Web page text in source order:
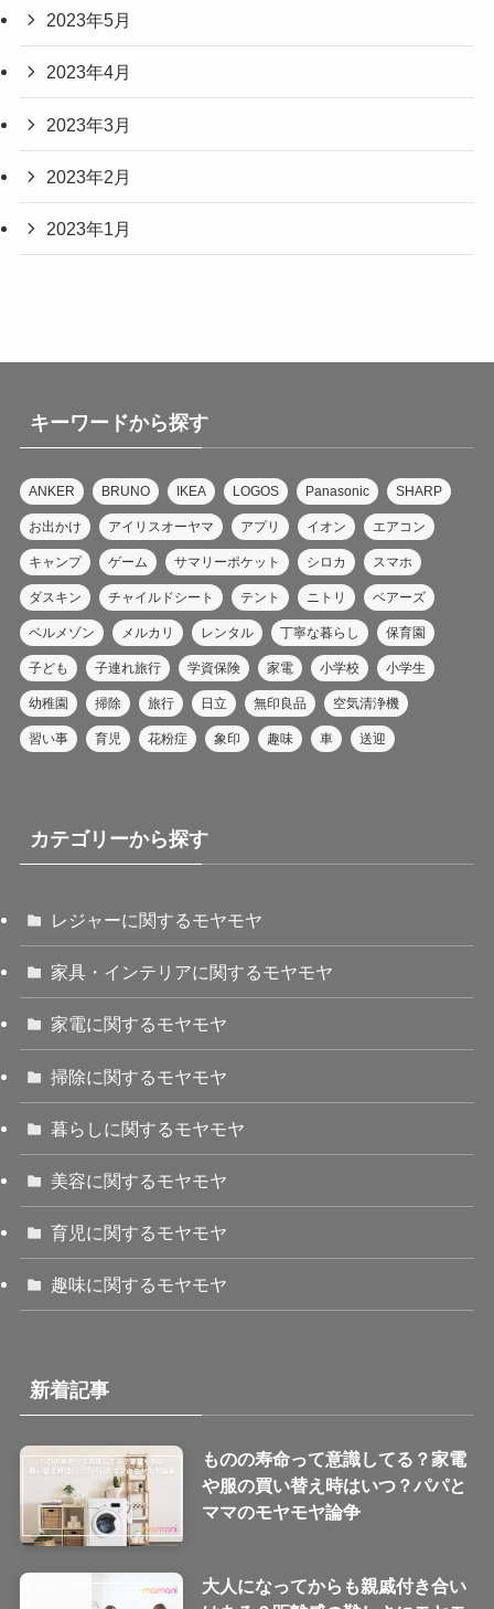
2023年5月
2023年4月
2023年3月
2023年2月
2023年1月
キーワードから探す
ANKER BRUNO IKEA LOGOS Panasonic SHARP
お出かけ アイリスオーヤマ アプリ イオン エアコン
キャンプ ゲーム サマリーポケット シロカ スマホ
ダスキン チャイルドシート テント ニトリ ベアーズ
ベルメゾン メルカリ レンタル 丁寧な暮らし 保育園
子ども 子連れ旅行 学資保険 家電 小学校 小学生
幼稚園 掃除 旅行 日立 無印良品 空気清浄機
習い事 育児 花粉症 象印 趣味 車 送迎
カテゴリーから探す
レジャーに関するモヤモヤ
家具・インテリアに関するモヤモヤ
家電に関するモヤモヤ
掃除に関するモヤモヤ
暮らしに関するモヤモヤ
美容に関するモヤモヤ
育児に関するモヤモヤ
趣味に関するモヤモヤ
新着記事
ものの寿命って意識してる？家電
や服の買い替え時はいつ？パパと
ママのモヤモヤ論争
大人になってからも親戚付き合い